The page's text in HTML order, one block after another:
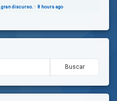
gran discurso. · 8 hours ago
Buscar